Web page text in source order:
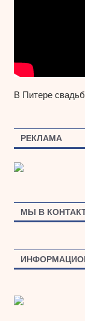
В Питере
РЕКЛАМА
МЫ В